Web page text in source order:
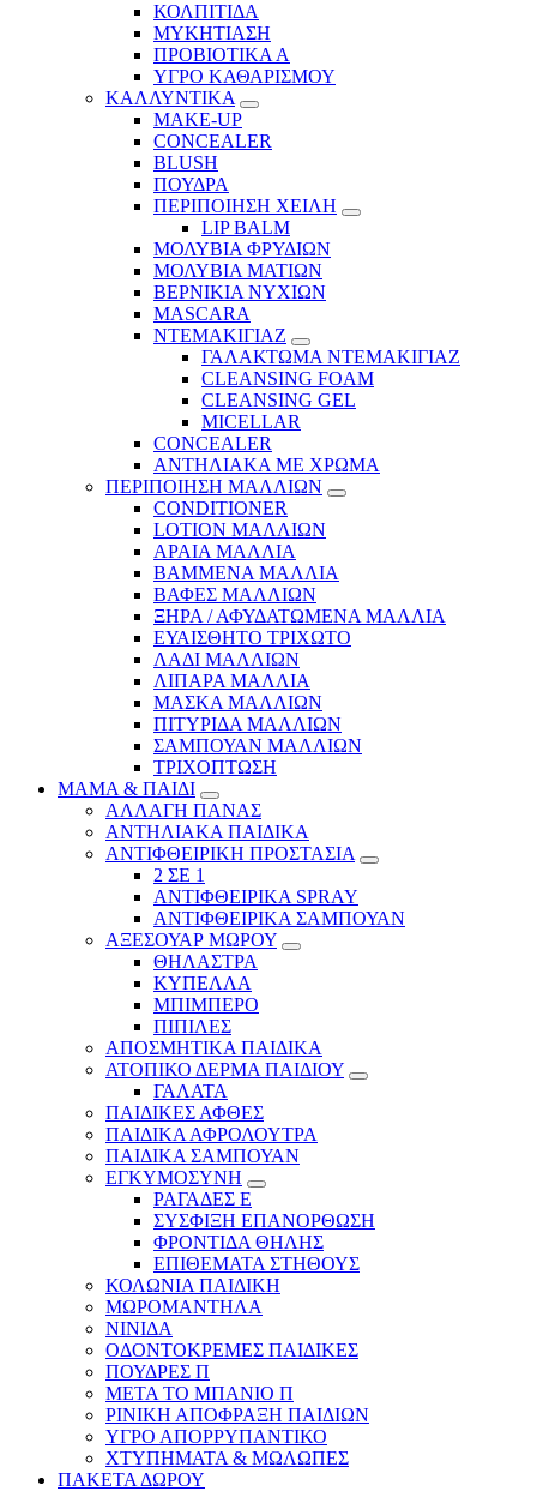
ΚΟΛΠΙΤΙΔΑ
ΜΥΚΗΤΙΑΣΗ
ΠΡΟΒΙΟΤΙΚΑ Α
ΥΓΡΟ ΚΑΘΑΡΙΣΜΟΥ
ΚΑΛΛΥΝΤΙΚΑ
MAKE-UP
CONCEALER
BLUSH
ΠΟΥΔΡΑ
ΠΕΡΙΠΟΙΗΣΗ ΧΕΙΛΗ
LIP BALM
ΜΟΛΥΒΙΑ ΦΡΥΔΙΩΝ
ΜΟΛΥΒΙΑ ΜΑΤΙΩΝ
ΒΕΡΝΙΚΙΑ ΝΥΧΙΩΝ
MASCARA
ΝΤΕΜΑΚΙΓΙΑΖ
ΓΑΛΑΚΤΩΜΑ ΝΤΕΜΑΚΙΓΙΑΖ
CLEANSING FOAM
CLEANSING GEL
MICELLAR
CONCEALER
ΑΝΤΗΛΙΑΚΑ ΜΕ ΧΡΩΜΑ
ΠΕΡΙΠΟΙΗΣΗ ΜΑΛΛΙΩΝ
CONDITIONER
LOTION ΜΑΛΛΙΩΝ
ΑΡΑΙΑ ΜΑΛΛΙΑ
ΒΑΜΜΕΝΑ ΜΑΛΛΙΑ
ΒΑΦΕΣ ΜΑΛΛΙΩΝ
ΞΗΡΑ / ΑΦΥΔΑΤΩΜΕΝΑ ΜΑΛΛΙΑ
ΕΥΑΙΣΘΗΤΟ ΤΡΙΧΩΤΟ
ΛΑΔΙ ΜΑΛΛΙΩΝ
ΛΙΠΑΡΑ ΜΑΛΛΙΑ
ΜΑΣΚΑ ΜΑΛΛΙΩΝ
ΠΙΤΥΡΙΔΑ ΜΑΛΛΙΩΝ
ΣΑΜΠΟΥΑΝ ΜΑΛΛΙΩΝ
ΤΡΙΧΟΠΤΩΣΗ
ΜΑΜΑ & ΠΑΙΔΙ
ΑΛΛΑΓΗ ΠΑΝΑΣ
ΑΝΤΗΛΙΑΚΑ ΠΑΙΔΙΚΑ
ΑΝΤΙΦΘΕΙΡΙΚΗ ΠΡΟΣΤΑΣΙΑ
2 ΣΕ 1
ΑΝΤΙΦΘΕΙΡΙΚΑ SPRAY
ΑΝΤΙΦΘΕΙΡΙΚΑ ΣΑΜΠΟΥΑΝ
ΑΞΕΣΟΥΑΡ ΜΩΡΟΥ
ΘΗΛΑΣΤΡΑ
ΚΥΠΕΛΛΑ
ΜΠΙΜΠΕΡΟ
ΠΙΠΙΛΕΣ
ΑΠΟΣΜΗΤΙΚΑ ΠΑΙΔΙΚΑ
ΑΤΟΠΙΚΟ ΔΕΡΜΑ ΠΑΙΔΙΟΥ
ΓΑΛΑΤΑ
ΠΑΙΔΙΚΕΣ ΑΦΘΕΣ
ΠΑΙΔΙΚΑ ΑΦΡΟΛΟΥΤΡΑ
ΠΑΙΔΙΚΑ ΣΑΜΠΟΥΑΝ
ΕΓΚΥΜΟΣΥΝΗ
ΡΑΓΑΔΕΣ Ε
ΣΥΣΦΙΞΗ ΕΠΑΝΟΡΘΩΣΗ
ΦΡΟΝΤΙΔΑ ΘΗΛΗΣ
ΕΠΙΘΕΜΑΤΑ ΣΤΗΘΟΥΣ
ΚΟΛΩΝΙΑ ΠΑΙΔΙΚΗ
ΜΩΡΟΜΑΝΤΗΛΑ
ΝΙΝΙΔΑ
ΟΔΟΝΤΟΚΡΕΜΕΣ ΠΑΙΔΙΚΕΣ
ΠΟΥΔΡΕΣ Π
ΜΕΤΑ ΤΟ ΜΠΑΝΙΟ Π
ΡΙΝΙΚΗ ΑΠΟΦΡΑΞΗ ΠΑΙΔΙΩΝ
ΥΓΡΟ ΑΠΟΡΡΥΠΑΝΤΙΚΟ
ΧΤΥΠΗΜΑΤΑ & ΜΩΛΩΠΕΣ
ΠΑΚΕΤΑ ΔΩΡΟΥ